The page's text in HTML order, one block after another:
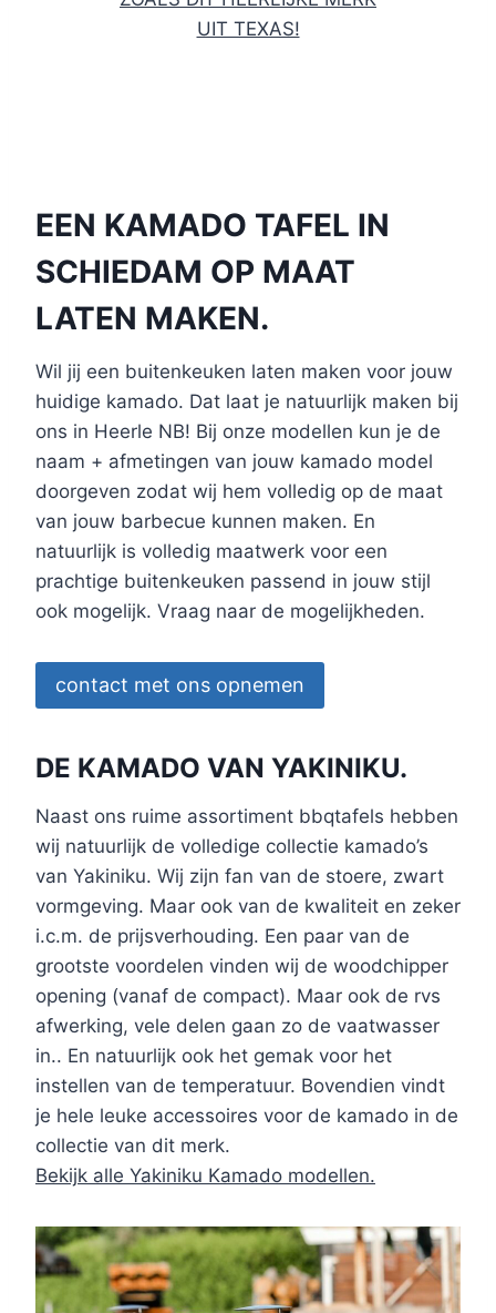
UIT TEXAS!
EEN KAMADO TAFEL IN
SCHIEDAM OP MAAT
LATEN MAKEN.
Wil jij een buitenkeuken laten maken voor jouw
huidige kamado. Dat laat je natuurlijk maken bij
ons in Heerle NB! Bij onze modellen kun je de
naam + afmetingen van jouw kamado model
doorgeven zodat wij hem volledig op de maat
van jouw barbecue kunnen maken. En
natuurlijk is volledig maatwerk voor een
prachtige buitenkeuken passend in jouw stijl
ook mogelijk. Vraag naar de mogelijkheden.
contact met ons opnemen
DE KAMADO VAN YAKINIKU.
Naast ons ruime assortiment bbqtafels hebben
wij natuurlijk de volledige collectie kamado’s
van Yakiniku. Wij zijn fan van de stoere, zwart
vormgeving. Maar ook van de kwaliteit en zeker
i.c.m. de prijsverhouding. Een paar van de
grootste voordelen vinden wij de woodchipper
opening (vanaf de compact). Maar ook de rvs
afwerking, vele delen gaan zo de vaatwasser
in.. En natuurlijk ook het gemak voor het
instellen van de temperatuur. Bovendien vindt
je hele leuke accessoires voor de kamado in de
collectie van dit merk.
Bekijk alle Yakiniku Kamado modellen.